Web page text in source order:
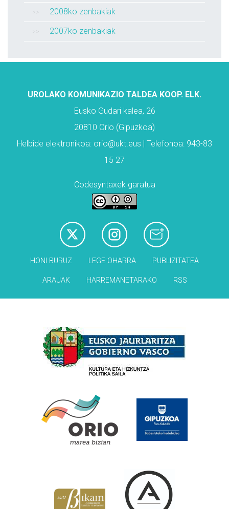
2008ko zenbakiak
2007ko zenbakiak
UROLAKO KOMUNIKAZIO TALDEA KOOP. ELK.
Eusko Gudari kalea, 26
20810 Orio (Gipuzkoa)
Helbide elektronikoa: orio@ukt.eus | Telefonoa: 943-83
15 27
Codesyntaxek garatua
HONI BURUZ LEGE OHARRA PUBLIZITATEA
ARAUAK HARREMANETARAKO RSS